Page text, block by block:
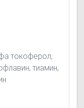
токоферол,
тиамин,